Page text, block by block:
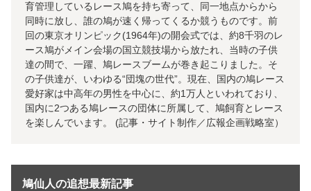
育管理しているレース鳩を持ち寄って、同一地点からから
同時に放し、誰の鳩が速く帰ってくるか競うものです。前
回の東京オリンピック(1964年)の開会式では、約8千羽のレ
ース鳩がメイン会場の国立競技場から放たれ、当時の子供
達の間で、一躍、鳩レースブームが巻き起こりました。そ
の子供達が、いわゆる“団塊の世代”。現在、国内の鳩レース
愛好家は中高年の男性を中心に、約1万人といわれており、
国内に2つある鳩レースの団体に所属して、鳩飼育とレース
を楽しんでいます。 (記事・サイト制作／広報企画戦略室）
鳩仙人の追想最新記事